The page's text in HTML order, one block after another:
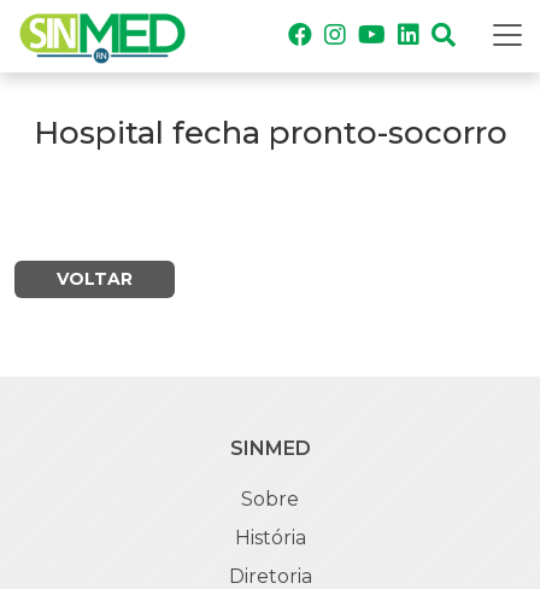
Hospital fecha pronto-socorro
VOLTAR
SINMED
Sobre
História
Diretoria